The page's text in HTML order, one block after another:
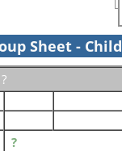
Sheet - Child
?